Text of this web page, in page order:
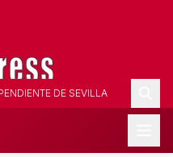
DE SEVILLA